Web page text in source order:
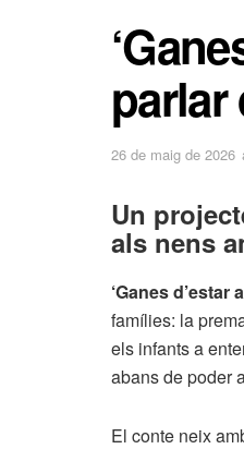
parlar
26 de maig de 2026
Un
als nens
‘Ganes d’estar
famílies: la
els infants a
abans de poder
El conte neix